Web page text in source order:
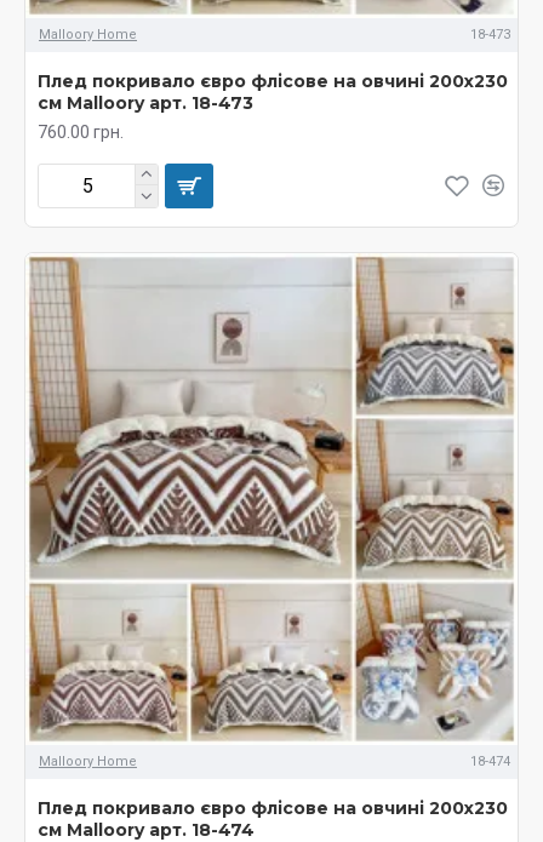
Malloory Home 18-473
Плед покривало євро флісове на овчині 200х230
см Malloory арт. 18-473
760.00 грн.
Malloory Home 18-474
Плед покривало євро флісове на овчині 200х230
см Malloory арт. 18-474